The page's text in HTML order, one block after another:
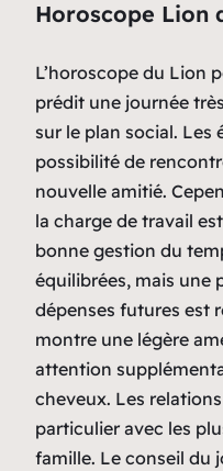
Horoscope Lion
L’horoscope du Lion
prédit une journée
sur le plan social. Les
possibilité de
nouvelle amitié.
la charge de travail
bonne gestion du
équilibrées, mais une
dépenses futures est
montre une légère
attention
cheveux. Les
particulier avec les
famille. Le conseil du